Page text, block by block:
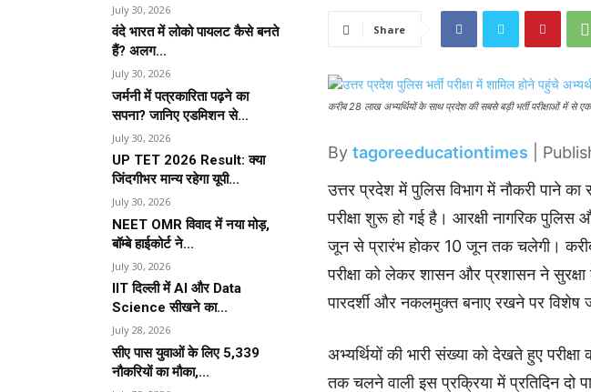
July 30, 2026
वंदे भारत में लोको पायलट कैसे बनते
हैं? अलग...
July 30, 2026
जर्मनी में पत्रकारिता पढ़ने का
सपना? जानिए एडमिशन से...
July 30, 2026
UP TET 2026 Result: क्या
जिंदगीभर मान्य रहेगा यूपी...
July 30, 2026
NEET OMR विवाद में नया मोड़,
बॉम्बे हाईकोर्ट ने...
July 30, 2026
IIT दिल्ली में AI और Data
Science सीखने का...
July 28, 2026
सीए पास युवाओं के लिए 5,339
नौकरियों का मौका,...
Share
करीब 28 लाख अभ्यर्थियों के साथ प्रदेश की सबसे बड़ी भर्ती परीक्षाओं में से
By tagoreeducationtimes |
उत्तर प्रदेश में पुलिस विभाग में नौकरी पाने
परीक्षा शुरू हो गई है। आरक्षी नागरिक
जून से प्रारंभ होकर 10 जून तक चलेगी। करीब
परीक्षा को लेकर शासन और प्रशासन ने सुरक्षा
पारदर्शी और नकलमुक्त बनाए रखने पर विशेष
अभ्यर्थियों की भारी संख्या को देखते हुए
तक चलने वाली इस प्रक्रिया में प्रतिदिन दो